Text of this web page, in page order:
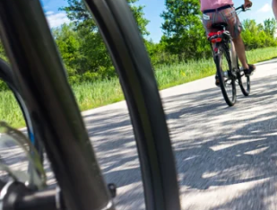
Kundenservice
Ihr Anliegen
Veranstaltungen
Jobs